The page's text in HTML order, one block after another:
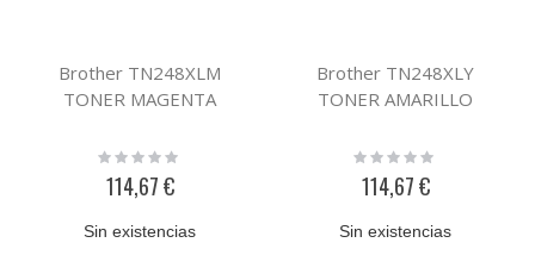
Brother TN248XLM
TONER MAGENTA
Rating:
114,67 €
Sin existencias
Brother TN248XLY
TONER AMARILLO
Rating:
114,67 €
Sin existencias